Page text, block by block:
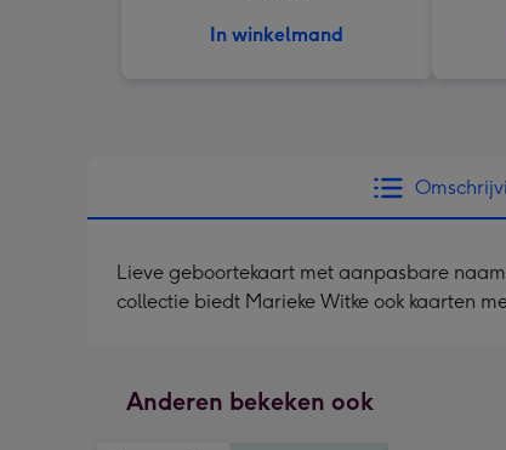
In winkelmand
Lieve geboortekaart met aanpasbare
collectie biedt Marieke Witke ook kaarten
Anderen bekeken ook